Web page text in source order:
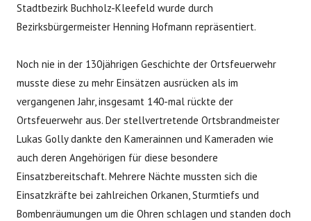
Stadtbezirk Buchholz-Kleefeld wurde durch
Bezirksbürgermeister Henning Hofmann repräsentiert.
Noch nie in der 130jährigen Geschichte der Ortsfeuerwehr
musste diese zu mehr Einsätzen ausrücken als im
vergangenen Jahr, insgesamt 140-mal rückte der
Ortsfeuerwehr aus. Der stellvertretende Ortsbrandmeister
Lukas Golly dankte den Kamerainnen und Kameraden wie
auch deren Angehörigen für diese besondere
Einsatzbereitschaft. Mehrere Nächte mussten sich die
Einsatzkräfte bei zahlreichen Orkanen, Sturmtiefs und
Bombenräumungen um die Ohren schlagen und standen doch